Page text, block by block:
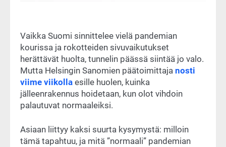
Vaikka Suomi sinnittelee vielä pandemian
kourissa ja rokotteiden sivuvaikutukset
herättävät huolta, tunnelin päässä siintää jo valo.
Mutta Helsingin Sanomien päätoimittaja nosti
viime viikollaesille huolen, kuinka
jälleenrakennus hoidetaan, kun olot vihdoin
palautuvat normaaleiksi.
Asiaan liittyy kaksi suurta kysymystä: milloin
tämä tapahtuu, ja mitä ”normaali” pandemian